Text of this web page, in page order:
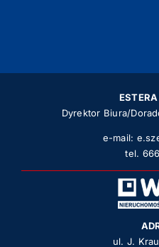
Dyrektor Biura/
e-mail:
tel.
ul. J.